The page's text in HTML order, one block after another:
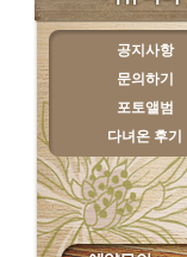
공지사항
문의하기
포토앨범
다녀온 후기